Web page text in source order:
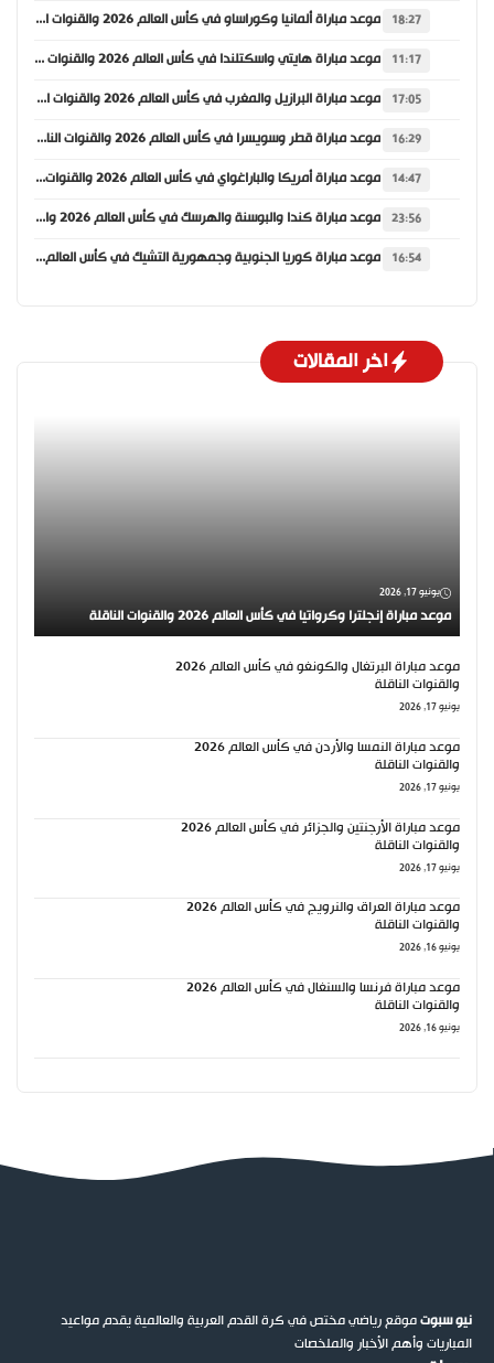
18:27 موعد مباراة ألمانيا وكوراساو في كأس العالم 2026 والقنوات الناقلة
11:17 موعد مباراة هايتي واسكتلندا في كأس العالم 2026 والقنوات الناقلة
17:05 موعد مباراة البرازيل والمغرب في كأس العالم 2026 والقنوات الناقلة
16:29 موعد مباراة قطر وسويسرا في كأس العالم 2026 والقنوات الناقلة
14:47 موعد مباراة أمريكا والباراغواي في كأس العالم 2026 والقنوات الناقلة
23:56 موعد مباراة كندا والبوسنة والهرسك في كأس العالم 2026 والقنوات الناقلة
16:54 موعد مباراة كوريا الجنوبية وجمهورية التشيك في كأس العالم 2026 والقنوات الناقلة
اخر المقالات
يونيو 17, 2026
موعد مباراة إنجلترا وكرواتيا في كأس العالم 2026 والقنوات الناقلة
موعد مباراة البرتغال والكونغو في كأس العالم 2026
والقنوات الناقلة
يونيو 17, 2026
موعد مباراة النمسا والأردن في كأس العالم 2026
والقنوات الناقلة
يونيو 17, 2026
موعد مباراة الأرجنتين والجزائر في كأس العالم 2026
والقنوات الناقلة
يونيو 17, 2026
موعد مباراة العراق والنرويج في كأس العالم 2026
والقنوات الناقلة
يونيو 16, 2026
موعد مباراة فرنسا والسنغال في كأس العالم 2026
والقنوات الناقلة
يونيو 16, 2026
نيو سبوتموقع رياضي مختص في كرة القدم العربية والعالمية يقدم مواعيد
المباريات وأهم الأخبار والملخصات